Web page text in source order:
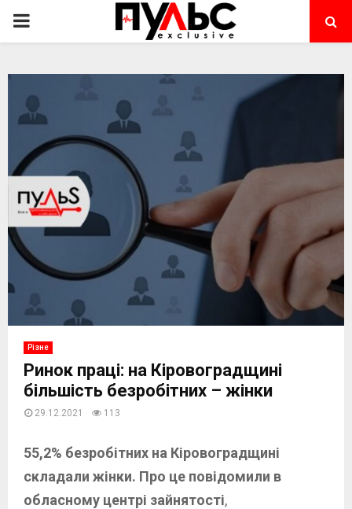
PRIMARY
Різне
Ринок праці: на Кіровоградщині
більшість безробітних – жінки
29.12.2021 113
55,2% безробітних на Кіровоградщині
складали жінки. Про це повідомили в
обласному центрі зайнятості,